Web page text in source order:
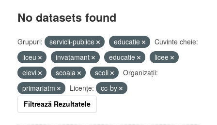
No datasets found
Grupuri: servicii-publice educatie
Cuvinte cheie:
liceu
invatamant educatie
licee
elevi
scoala scoli
Organizații:
primariatm
Licenţe:
cc-by
Filtrează Rezultatele